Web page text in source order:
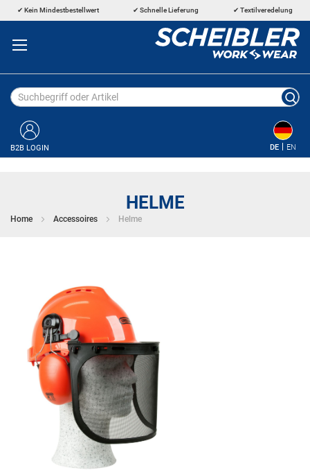
Direkt
zum
Kein Mindestbestellwert Schnelle Lieferung Textilveredelung
B2B LOGIN DE EN
HELME
Home Accessoires Helme